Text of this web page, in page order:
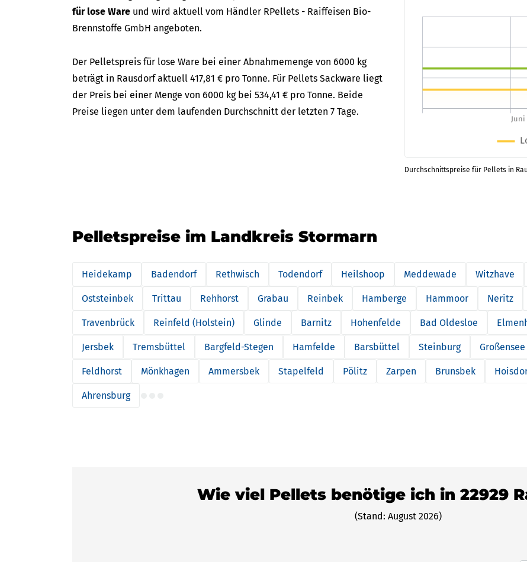
für lose Ware und wird aktuell vom Händler RPellets - Raiffeisen Bio-
Brennstoffe GmbH angeboten.
Der Pelletspreis für lose Ware bei einer Abnahmemenge von 6000 kg
beträgt in Rausdorf aktuell 417,81 € pro Tonne. Für Pellets Sackware liegt
der Preis bei einer Menge von 6000 kg bei 534,41 € pro Tonne. Beide
Preise liegen unter dem laufenden Durchschnitt der letzten 7 Tage.
Durchschnittspreise für Pellets in
Pelletspreise im Landkreis Stormarn
Heidekamp Badendorf Rethwisch Todendorf Heilshoop Meddewade Witzhave
Oststeinbek Trittau Rehhorst Grabau Reinbek Hamberge Hammoor Neritz
Travenbrück Reinfeld (Holstein) Glinde Barnitz Hohenfelde Bad Oldesloe
Jersbek Tremsbüttel Bargfeld-Stegen Hamfelde Barsbüttel Steinburg Großensee
Feldhorst Mönkhagen Ammersbek Stapelfeld Pölitz Zarpen Brunsbek
Ahrensburg
Wie viel Pellets benötige ich in 22929
(Stand: August 2026)